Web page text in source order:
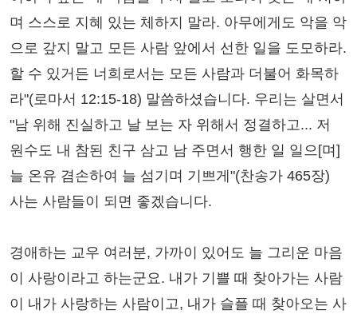
며 스스로 지혜 있는 체하지 말라. 아무에게도 악을 악
으로 갚지 말고 모든 사람 앞에서 선한 일을 도모하라.
할 수 있거든 너희로서는 모든 사람과 더불어 화목하
라"(로마서 12:15-18) 말씀하셨습니다. 우리는 살면서
"남 위해 진실하고 날 보는 자 위해서 정결하고... 저
원수도 내 참된 친구 삼고 남 주면서 행한 일 일으[며]
늘 온유 겸손하여 늘 섬기며 기쁘게"(찬송가 465장)
사는 사람들이 되면 좋겠습니다.
경애하는 교우 여러분, 가까이 있어도 늘 그리운 마음
이 사랑이라고 하는군요. 내가 기쁠 때 찾아가는 사람
이 내가 사랑하는 사람이고, 내가 슬플 때 찾아오는 사